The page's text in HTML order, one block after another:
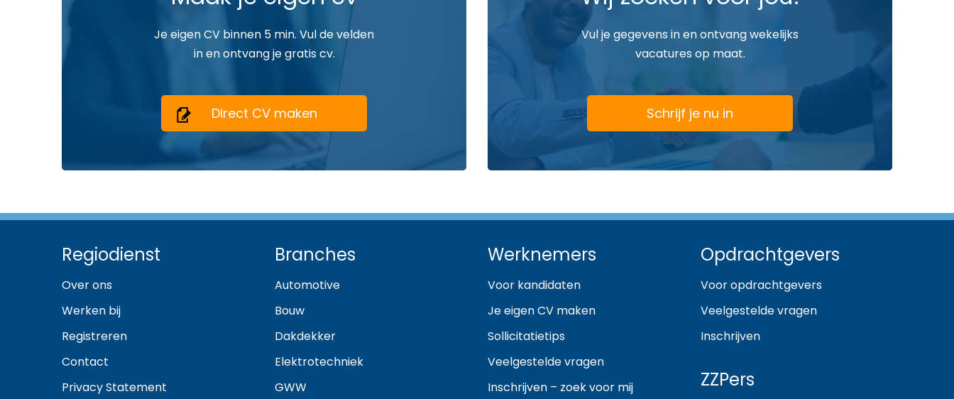
Je eigen CV binnen 5 min. Vul de velden
in en ontvang je gratis cv.
Direct CV maken
Vul je gegevens in en ontvang wekelijks
vacatures op maat.
Schrijf je nu in
Regiodienst
Over ons
Werken bij
Registreren
Contact
Privacy Statement
Branches
Automotive
Bouw
Dakdekker
Elektrotechniek
GWW
Werknemers
Voor kandidaten
Je eigen CV maken
Sollicitatietips
Veelgestelde vragen
Inschrijven – zoek voor mij
Opdrachtgevers
Voor opdrachtgevers
Veelgestelde vragen
Inschrijven
ZZPers